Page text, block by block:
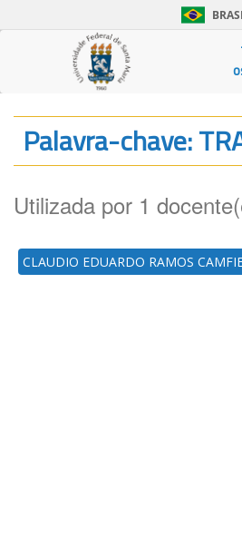
Palavra-chave:
Utilizada por 1
CLAUDIO EDUARDO RAMOS